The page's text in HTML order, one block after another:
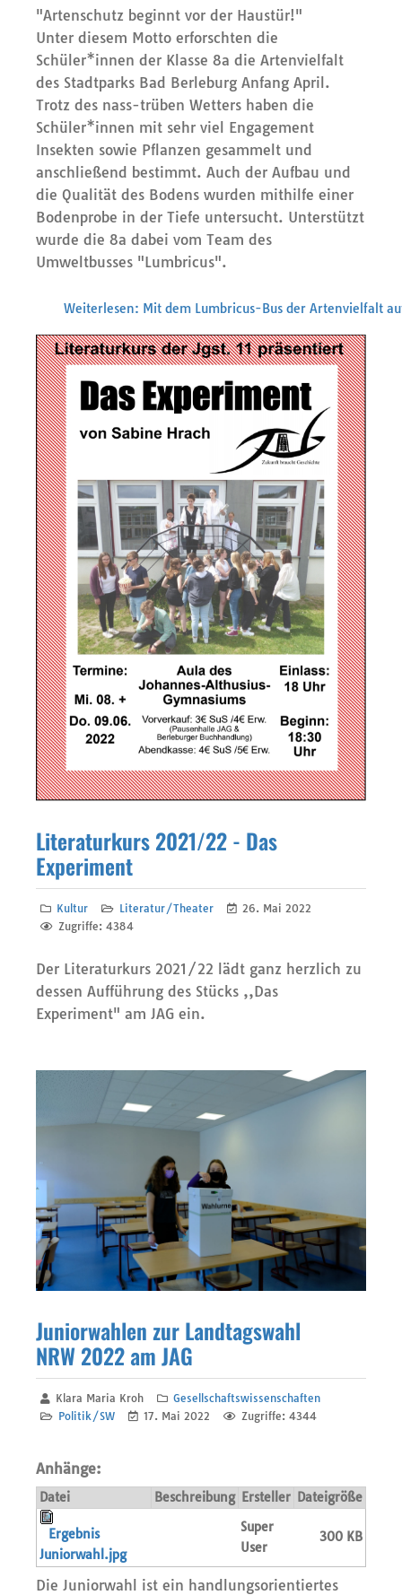
"Artenschutz beginnt vor der Haustür!"
Unter diesem Motto erforschten die
Schüler*innen der Klasse 8a die Artenvielfalt
des Stadtparks Bad Berleburg Anfang April.
Trotz des nass-trüben Wetters haben die
Schüler*innen mit sehr viel Engagement
Insekten sowie Pflanzen gesammelt und
anschließend bestimmt. Auch der Aufbau und
die Qualität des Bodens wurden mithilfe einer
Bodenprobe in der Tiefe untersucht. Unterstützt
wurde die 8a dabei vom Team des
Umweltbusses "Lumbricus".
Weiterlesen: Mit dem Lumbricus-Bus der Artenvielfalt
Literaturkurs 2021/22 - Das
Experiment
Kultur Literatur/Theater
26. Mai 2022
Zugriffe: 4384
Der Literaturkurs 2021/22 lädt ganz herzlich zu
dessen Aufführung des Stücks ,,Das
Experiment" am JAG ein.
Juniorwahlen zur Landtagswahl
NRW 2022 am JAG
Klara Maria Kroh
Gesellschaftswissenschaften
Politik/SW
17. Mai 2022 Zugriffe: 4344
Anhänge:
Datei Beschreibung Ersteller Dateigröße
Ergebnis
Juniorwahl.jpg
Super
User
300 KB
Die Juniorwahl ist ein handlungsorientiertes